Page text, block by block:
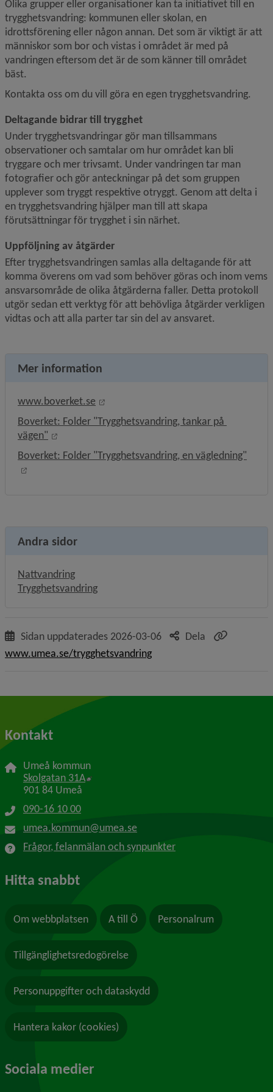
Olika grupper eller organisationer kan ta initiativet till en
trygghetsvandring: kommunen eller skolan, en
idrottsförening eller någon annan. Det som är viktigt är att
människor som bor och vistas i området är med på
vandringen eftersom det är de som känner till området
bäst.
Kontakta oss om du vill göra en egen trygghetsvandring.
Deltagande bidrar till trygghet
Under trygghetsvandringar gör man tillsammans
observationer och samtalar om hur området kan bli
tryggare och mer trivsamt. Under vandringen tar man
fotografier och gör anteckningar på det som gruppen
upplever som tryggt respektive otryggt. Genom att delta i
en trygghetsvandring hjälper man till att skapa
förutsättningar för trygghet i sin närhet.
Uppföljning av åtgärder
Efter trygghetsvandringen samlas alla deltagande för att
komma överens om vad som behöver göras och inom vems
ansvarsområde de olika åtgärderna faller. Detta protokoll
utgör sedan ett verktyg för att behövliga åtgärder verkligen
vidtas och att alla parter tar sin del av ansvaret.
Mer information
www.boverket.se
Länk till annan webbplats, öppnas i
Boverket: Folder "Trygghetsvandring, tankar på
vägen"
Länk till annan webbplats, öppnas i nytt fönster.
Boverket: Folder "Trygghetsvandring, en vägledning"
Länk till annan webbplats, öppnas i nytt fönster.
Andra sidor
Nattvandring
Trygghetsvandring
Sidan uppdaterades 2026-03-06
Dela
www.umea.se/trygghetsvandring
Kontakt
Umeå kommun
Skolgatan 31A Länk till annan webbplats, öppnas i nytt
901 84 Umeå
090-16 10 00
umea.kommun@umea.se
Frågor, felanmälan och synpunkter
Hitta snabbt
Om webbplatsen A till Ö Personalrum
Tillgänglighetsredogörelse
Personuppgifter och dataskydd
Hantera kakor (cookies)
Sociala medier